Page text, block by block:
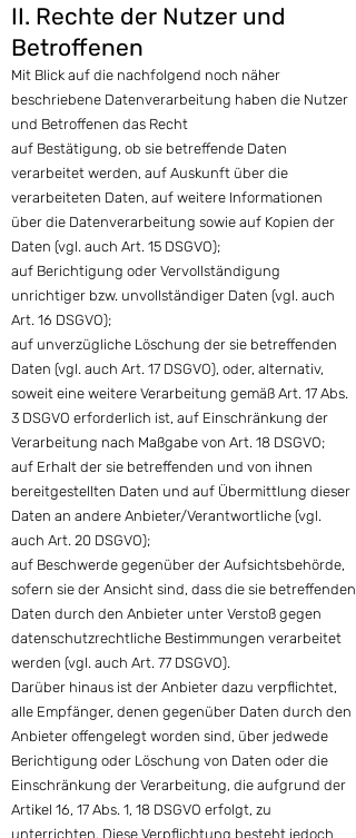
II. Rechte der Nutzer und
Betroffenen
Mit Blick auf die nachfolgend noch näher
beschriebene Datenverarbeitung haben die Nutzer
und Betroffenen das Recht
auf Bestätigung, ob sie betreffende Daten
verarbeitet werden, auf Auskunft über die
verarbeiteten Daten, auf weitere Informationen
über die Datenverarbeitung sowie auf Kopien der
Daten (vgl. auch Art. 15 DSGVO);
auf Berichtigung oder Vervollständigung
unrichtiger bzw. unvollständiger Daten (vgl. auch
Art. 16 DSGVO);
auf unverzügliche Löschung der sie betreffenden
Daten (vgl. auch Art. 17 DSGVO), oder, alternativ,
soweit eine weitere Verarbeitung gemäß Art. 17 Abs.
3 DSGVO erforderlich ist, auf Einschränkung der
Verarbeitung nach Maßgabe von Art. 18 DSGVO;
auf Erhalt der sie betreffenden und von ihnen
bereitgestellten Daten und auf Übermittlung dieser
Daten an andere Anbieter/Verantwortliche (vgl.
auch Art. 20 DSGVO);
auf Beschwerde gegenüber der Aufsichtsbehörde,
sofern sie der Ansicht sind, dass die sie betreffenden
Daten durch den Anbieter unter Verstoß gegen
datenschutzrechtliche Bestimmungen verarbeitet
werden (vgl. auch Art. 77 DSGVO).
Darüber hinaus ist der Anbieter dazu verpflichtet,
alle Empfänger, denen gegenüber Daten durch den
Anbieter offengelegt worden sind, über jedwede
Berichtigung oder Löschung von Daten oder die
Einschränkung der Verarbeitung, die aufgrund der
Artikel 16, 17 Abs. 1, 18 DSGVO erfolgt, zu
unterrichten. Diese Verpflichtung besteht jedoch